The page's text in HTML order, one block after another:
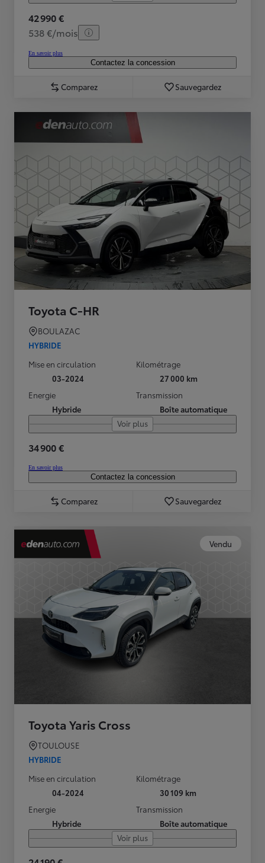
42 990 €
538 €/mois
En savoir plus
Contactez la concession
Comparez Sauvegardez
Toyota C-HR
BOULAZAC
HYBRIDE
Mise en circulation
03-2024
Kilométrage
27 000 km
Energie
Hybride
Transmission
Boîte automatique
Voir plus
34 900 €
En savoir plus
Contactez la concession
Comparez Sauvegardez
Vendu
Toyota Yaris Cross
TOULOUSE
HYBRIDE
Mise en circulation
04-2024
Kilométrage
30 109 km
Energie
Hybride
Transmission
Boîte automatique
Voir plus